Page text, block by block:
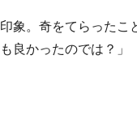
象。奇をてらった
良かったのでは？」